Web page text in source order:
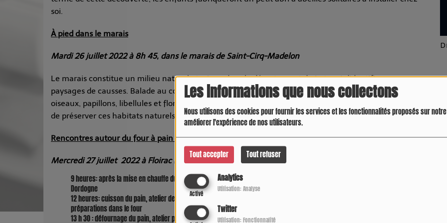
Les informations que nous collectons
Nous utilisons des cookies pour fournir les services et les fonctionnalités proposés sur
améliorer l'expérience de nos utilisateurs.
Tout accepter Tout refuser
Analytics
Activé
Utilisation: Analyse
Twitter
Utilisation: Fonctionnalité
soi.
À pied dans le marais
Mardi 26 juillet 2022 à 8h 45, dans le marais de Saint-Cirq-Madelon
Le marais constitue un milieu naturel atypique dans le département du Lot, qui s’identifie par ses
paysages de causses. Balade au cœur de cette zone humide pour découvrir ses richesses naturelles :
oiseaux, papillons, libellules et flore remarquable. L’animateur vous sensibilisera également à l’intérêt
de préserver ces habitats naturels particuliers.
Rencontres autour du four à pain des Nouals
Mercredi 27 juillet 2022 à Floirac (fléchage depuis la place du village)
9 heures: après la mise en chauffe du four, départ pour le Port Vieux pour parler de la pêche traditionnelle sur la rivière
Dordogne
12 heures: cuisson du pain, atelier de préparation de plats à base de poissons de la rivière Dordogne et cuisson des
préparations dans le four
13 h 30 : défournage du pain, atelier pompe à huile du Quercy et cuisson des préparations apportées par les participants.